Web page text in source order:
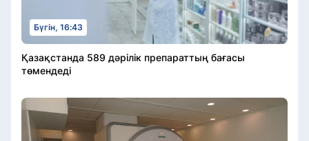
Бүгін, 16:43
Қазақстанда 589 дәрілік препараттың бағасы
төмендеді